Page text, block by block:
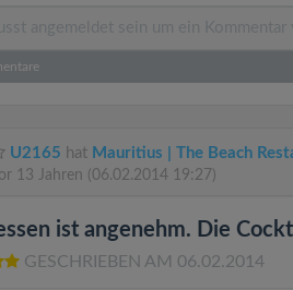
U2165 hat Mauritius | The Beach
13 Jahren (06.02.2014 19:27)
ist angenehm. Die
GESCHRIEBEN AM 06.02.2014